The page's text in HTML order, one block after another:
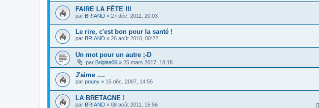
FAIRE LA FÊTE !!!
par BRIAND » 27 déc. 2011, 20:03
Le rire, c'est bon pour la santé !
par BRIAND » 26 août 2010, 00:22
Un mot pour un autre ;-D
par Brigitte06 » 25 mars 2017, 18:18
J'aime ....
par pouny » 15 déc. 2007, 14:55
LA BRETAGNE !
par BRIAND » 08 août 2011, 15:56